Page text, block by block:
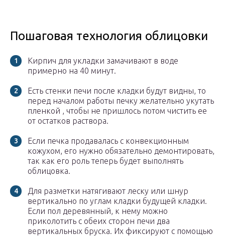
Пошаговая технология облицовки
Кирпич для укладки замачивают в воде
примерно на 40 минут.
Есть стенки печи после кладки будут видны, то
перед началом работы печку желательно укутать
пленкой , чтобы не пришлось потом чистить ее
от остатков раствора.
Если печка продавалась с конвекционным
кожухом, его нужно обязательно демонтировать,
так как его роль теперь будет выполнять
облицовка.
Для разметки натягивают леску или шнур
вертикально по углам кладки будущей кладки.
Если пол деревянный, к нему можно
приколотить с обеих сторон печи два
вертикальных бруска. Их фиксируют с помощью